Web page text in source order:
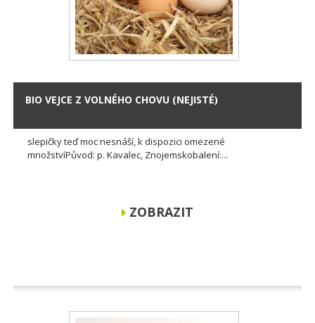
BIO VEJCE Z VOLNÉHO CHOVU (NEJISTÉ)
slepičky teď moc nesnáší, k dispozici omezené
množstvíPůvod: p. Kavalec, Znojemskobalení:...
ZOBRAZIT